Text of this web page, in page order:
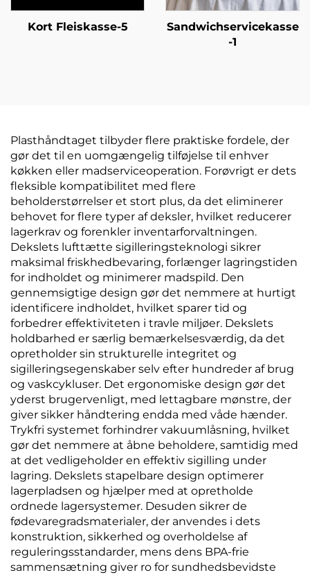
Kort Fleiskasse-5
Sandwichservicekasse
-1
Plasthåndtaget tilbyder flere praktiske fordele, der
gør det til en uomgængelig tilføjelse til enhver
køkken eller madserviceoperation. Forøvrigt er dets
fleksible kompatibilitet med flere
beholderstørrelser et stort plus, da det eliminerer
behovet for flere typer af deksler, hvilket reducerer
lagerkrav og forenkler inventarforvaltningen.
Dekslets lufttætte sigilleringsteknologi sikrer
maksimal friskhedbevaring, forlænger lagringstiden
for indholdet og minimerer madspild. Den
gennemsigtige design gør det nemmere at hurtigt
identificere indholdet, hvilket sparer tid og
forbedrer effektiviteten i travle miljøer. Dekslets
holdbarhed er særlig bemærkelsesværdig, da det
opretholder sin strukturelle integritet og
sigilleringsegenskaber selv efter hundreder af brug
og vaskcykluser. Det ergonomiske design gør det
yderst brugervenligt, med lettagbare mønstre, der
giver sikker håndtering endda med våde hænder.
Trykfri systemet forhindrer vakuumlåsning, hvilket
gør det nemmere at åbne beholdere, samtidig med
at det vedligeholder en effektiv sigilling under
lagring. Dekslets stapelbare design optimerer
lagerpladsen og hjælper med at opretholde
ordnede lagersystemer. Desuden sikrer de
fødevaregradsmaterialer, der anvendes i dets
konstruktion, sikkerhed og overholdelse af
reguleringsstandarder, mens dens BPA-frie
sammensætning giver ro for sundhedsbevidste